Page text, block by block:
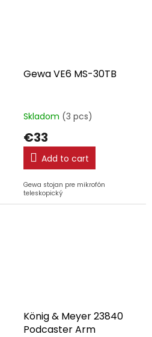
Gewa VE6 MS-30TB
Skladom (3 pcs)
€33
Add to cart
Gewa stojan pre mikrofón
teleskopický
König & Meyer 23840
Podcaster Arm